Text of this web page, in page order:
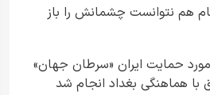
هم نتوانست چشمانش را باز
حمایت ایران «سرطان جهان»
با هماهنگی بغداد انجام شد